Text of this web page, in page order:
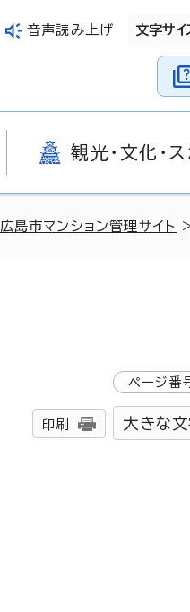
音声読み上げ 文字サイ
観光・文化・
広島市マンション管理サイト
ページ番
印刷 大きな